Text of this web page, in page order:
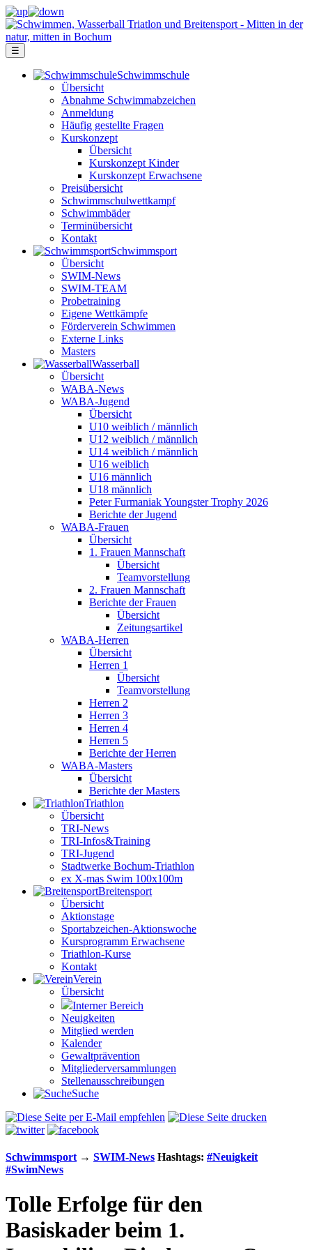
☰
Schwimm­schule
Übersicht
Ab­nah­me Schwimm­ab­zei­chen
Anmeldung
Häufig gestellte Fragen
Kurs­konzept
Übersicht
Kurskonzept Kinder
Kurskonzept Erwachsene
Preis­über­sicht
Schwimm­schul­wett­kampf
Schwimm­bäder
Terminübersicht
Kontakt
Schwimm­sport
Übersicht
SWIM-News
SWIM-TEAM
Probe­training
Eigene Wettkämpfe
Förderverein Schwimmen
Externe Links
Masters
Wasser­ball
Übersicht
WABA-News
WABA-Jugend
Übersicht
U10 weiblich / männlich
U12 weiblich / männlich
U14 weiblich / männlich
U16 weiblich
U16 männlich
U18 männlich
Peter Furmaniak Youngster Trophy 2026
Berichte der Jugend
WABA-Frauen
Übersicht
1. Frauen Mannschaft
Übersicht
Teamvorstellung
2. Frauen Mannschaft
Berichte der Frauen
Übersicht
Zeitungsartikel
WABA-Herren
Übersicht
Herren 1
Übersicht
Teamvorstellung
Herren 2
Herren 3
Herren 4
Herren 5
Berichte der Herren
WABA-Masters
Übersicht
Berichte der Masters
Triathlon
Übersicht
TRI-News
TRI-Infos&Training
TRI-Jugend
Stadtwerke Bochum-Triathlon
ex X-mas Swim 100x100m
Breiten­sport
Übersicht
Aktionstage
Sportabzeichen-Aktionswoche
Kursprogramm Erwachsene
Triathlon-Kurse
Kontakt
Verein
Übersicht
Interner Bereich
Neuigkeiten
Mitglied werden
Kalender
Gewaltprävention
Mitglieder­versammlungen
Stellen­aus­schrei­bungen
Suche
Schwimm­sport → SWIM-News Hashtags: #Neuigkeit
#SwimNews
Tolle Erfolge für den
Basiskader beim 1.